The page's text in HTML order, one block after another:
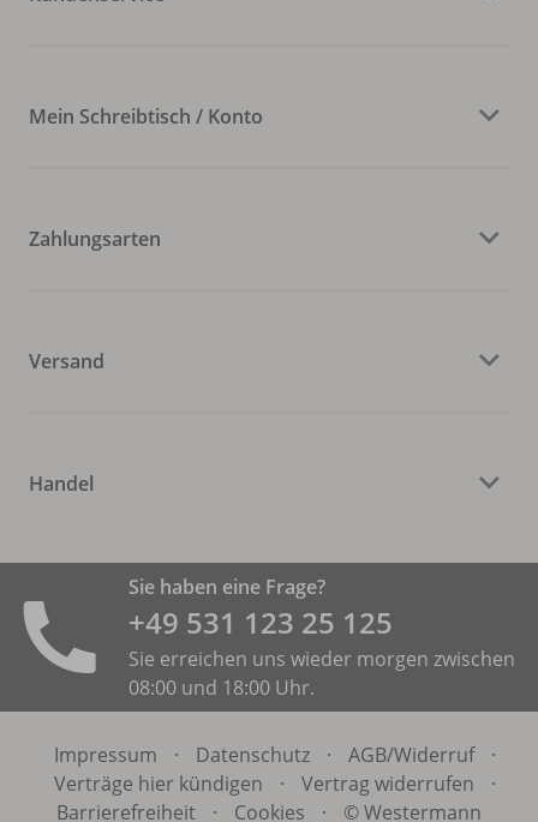
Mein Schreibtisch / Konto
Zahlungsarten
Versand
Handel
Sie haben eine Frage?
+49 531 ­123 25 125
Sie erreichen uns wieder morgen zwischen
08:00 und 18:00 Uhr.
Impressum · Datenschutz · AGB/Widerruf
·
Verträge hier kündigen
· Vertrag widerrufen
·
Barrierefreiheit
· Cookies · © Westermann